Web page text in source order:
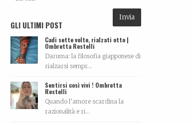
GLI ULTIMI POST
Cadi sette volte, rialzati otto |
Ombretta Restelli
Daruma: la filosofia giapponese di
rialzarsi sempr...
Sentirsi così vivi ! Ombretta
Restelli
Quando l’amore scardina la
razionalità e ri...